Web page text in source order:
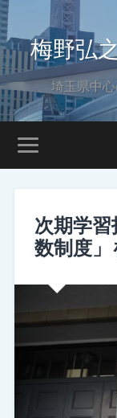
梅野弘
埼玉県中
次期学
数制度